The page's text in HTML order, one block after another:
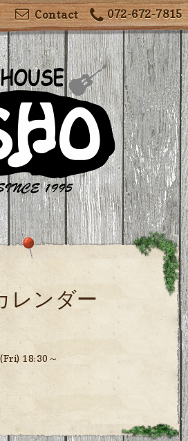
072-672-7815
Contact
レンダー
18:30～